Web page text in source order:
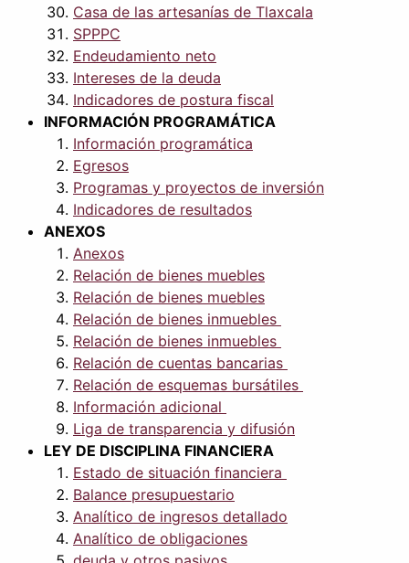
Casa de las artesanías de Tlaxcala
SPPPC
Endeudamiento neto
Intereses de la deuda
Indicadores de postura fiscal
INFORMACIÓN PROGRAMÁTICA
Información programática
Egresos
Programas y proyectos de inversión
Indicadores de resultados
ANEXOS
Anexos
Relación de bienes muebles
Relación de bienes muebles
Relación de bienes inmuebles
Relación de bienes inmuebles
Relación de cuentas bancarias
Relación de esquemas bursátiles
Información adicional
Liga de transparencia y difusión
LEY DE DISCIPLINA FINANCIERA
Estado de situación financiera
Balance presupuestario
Analítico de ingresos detallado
Analítico de obligaciones